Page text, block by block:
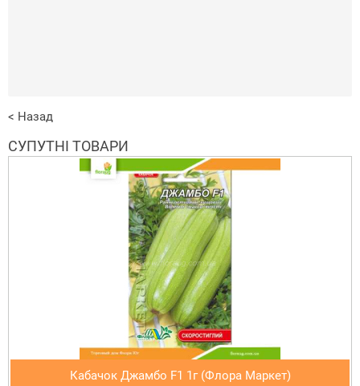
< Назад
СУПУТНІ ТОВАРИ
Кабачок Джамбо F1 1г (Флора Маркет)